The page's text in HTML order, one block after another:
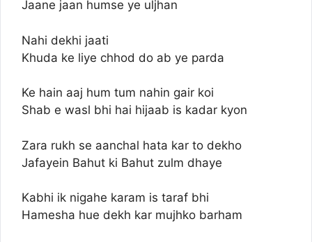
Jaane jaan humse ye uljhan
Nahi dekhi jaati
Khuda ke liye chhod do ab ye parda
Ke hain aaj hum tum nahin gair koi
Shab e wasl bhi hai hijaab is kadar kyon
Zara rukh se aanchal hata kar to dekho
Jafayein Bahut ki Bahut zulm dhaye
Kabhi ik nigahe karam is taraf bhi
Hamesha hue dekh kar mujhko barham